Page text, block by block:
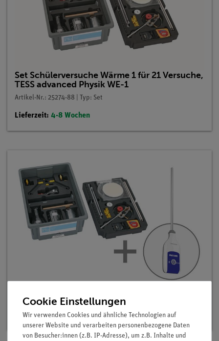
Set Schülerversuche Wärme 1 für 21 Versuche,
TESS advanced Physik WE-1
Artikel-Nr.: 25274-88 | Typ: Set
Lieferzeit: 4-8 Wochen
Versuche, TESS advanced Physik WE-1
Artikel-Nr.: 25274-88D | Typ: Set
Cookie Einstellungen
Wir verwenden Cookies und ähnliche Technologien auf
unserer Website und verarbeiten personenbezogene Daten
von Besucher:innen (z.B. IP-Adresse), um z.B. Inhalte und